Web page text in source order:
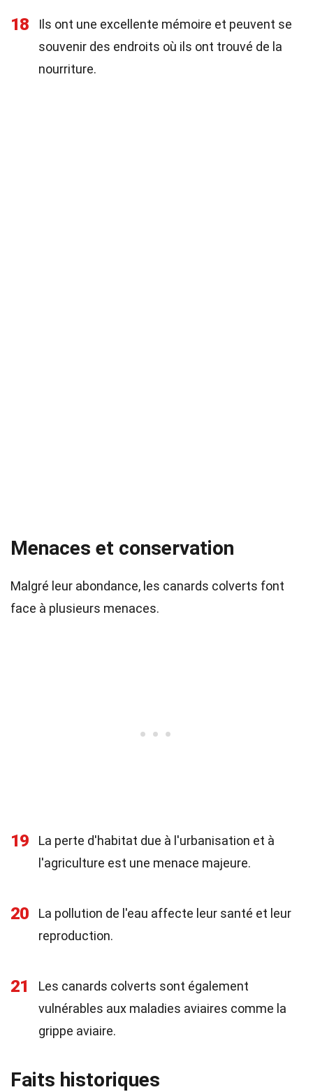
18
Ils ont une excellente mémoire et peuvent se
souvenir des endroits où ils ont trouvé de la
nourriture.
Menaces et conservation
Malgré leur abondance, les canards colverts font
face à plusieurs menaces.
19
La perte d'habitat due à l'urbanisation et à
l'agriculture est une menace majeure.
20
La pollution de l'eau affecte leur santé et leur
reproduction.
21
Les canards colverts sont également
vulnérables aux maladies aviaires comme la
grippe aviaire.
Faits historiques